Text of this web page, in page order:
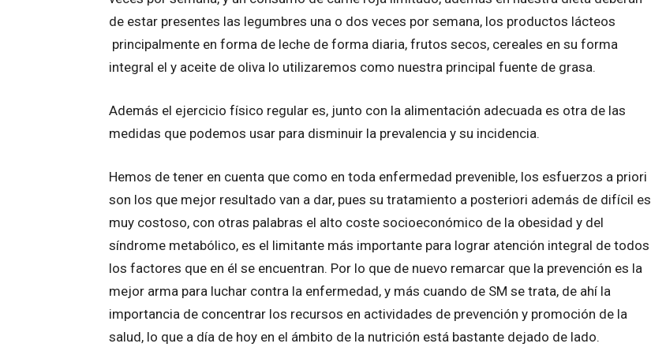
de estar presentes las legumbres una o dos veces por semana, los productos lácteos
principalmente en forma de leche de forma diaria, frutos secos, cereales en su forma
integral el y aceite de oliva lo utilizaremos como nuestra principal fuente de grasa.
Además el ejercicio físico regular es, junto con la alimentación adecuada es otra de las
medidas que podemos usar para disminuir la prevalencia y su incidencia.
Hemos de tener en cuenta que como en toda enfermedad prevenible, los esfuerzos a priori
son los que mejor resultado van a dar, pues su tratamiento a posteriori además de difícil es
muy costoso, con otras palabras el alto coste socioeconómico de la obesidad y del
síndrome metabólico, es el limitante más importante para lograr atención integral de todos
los factores que en él se encuentran. Por lo que de nuevo remarcar que la prevención es la
mejor arma para luchar contra la enfermedad, y más cuando de SM se trata, de ahí la
importancia de concentrar los recursos en actividades de prevención y promoción de la
salud, lo que a día de hoy en el ámbito de la nutrición está bastante dejado de lado.